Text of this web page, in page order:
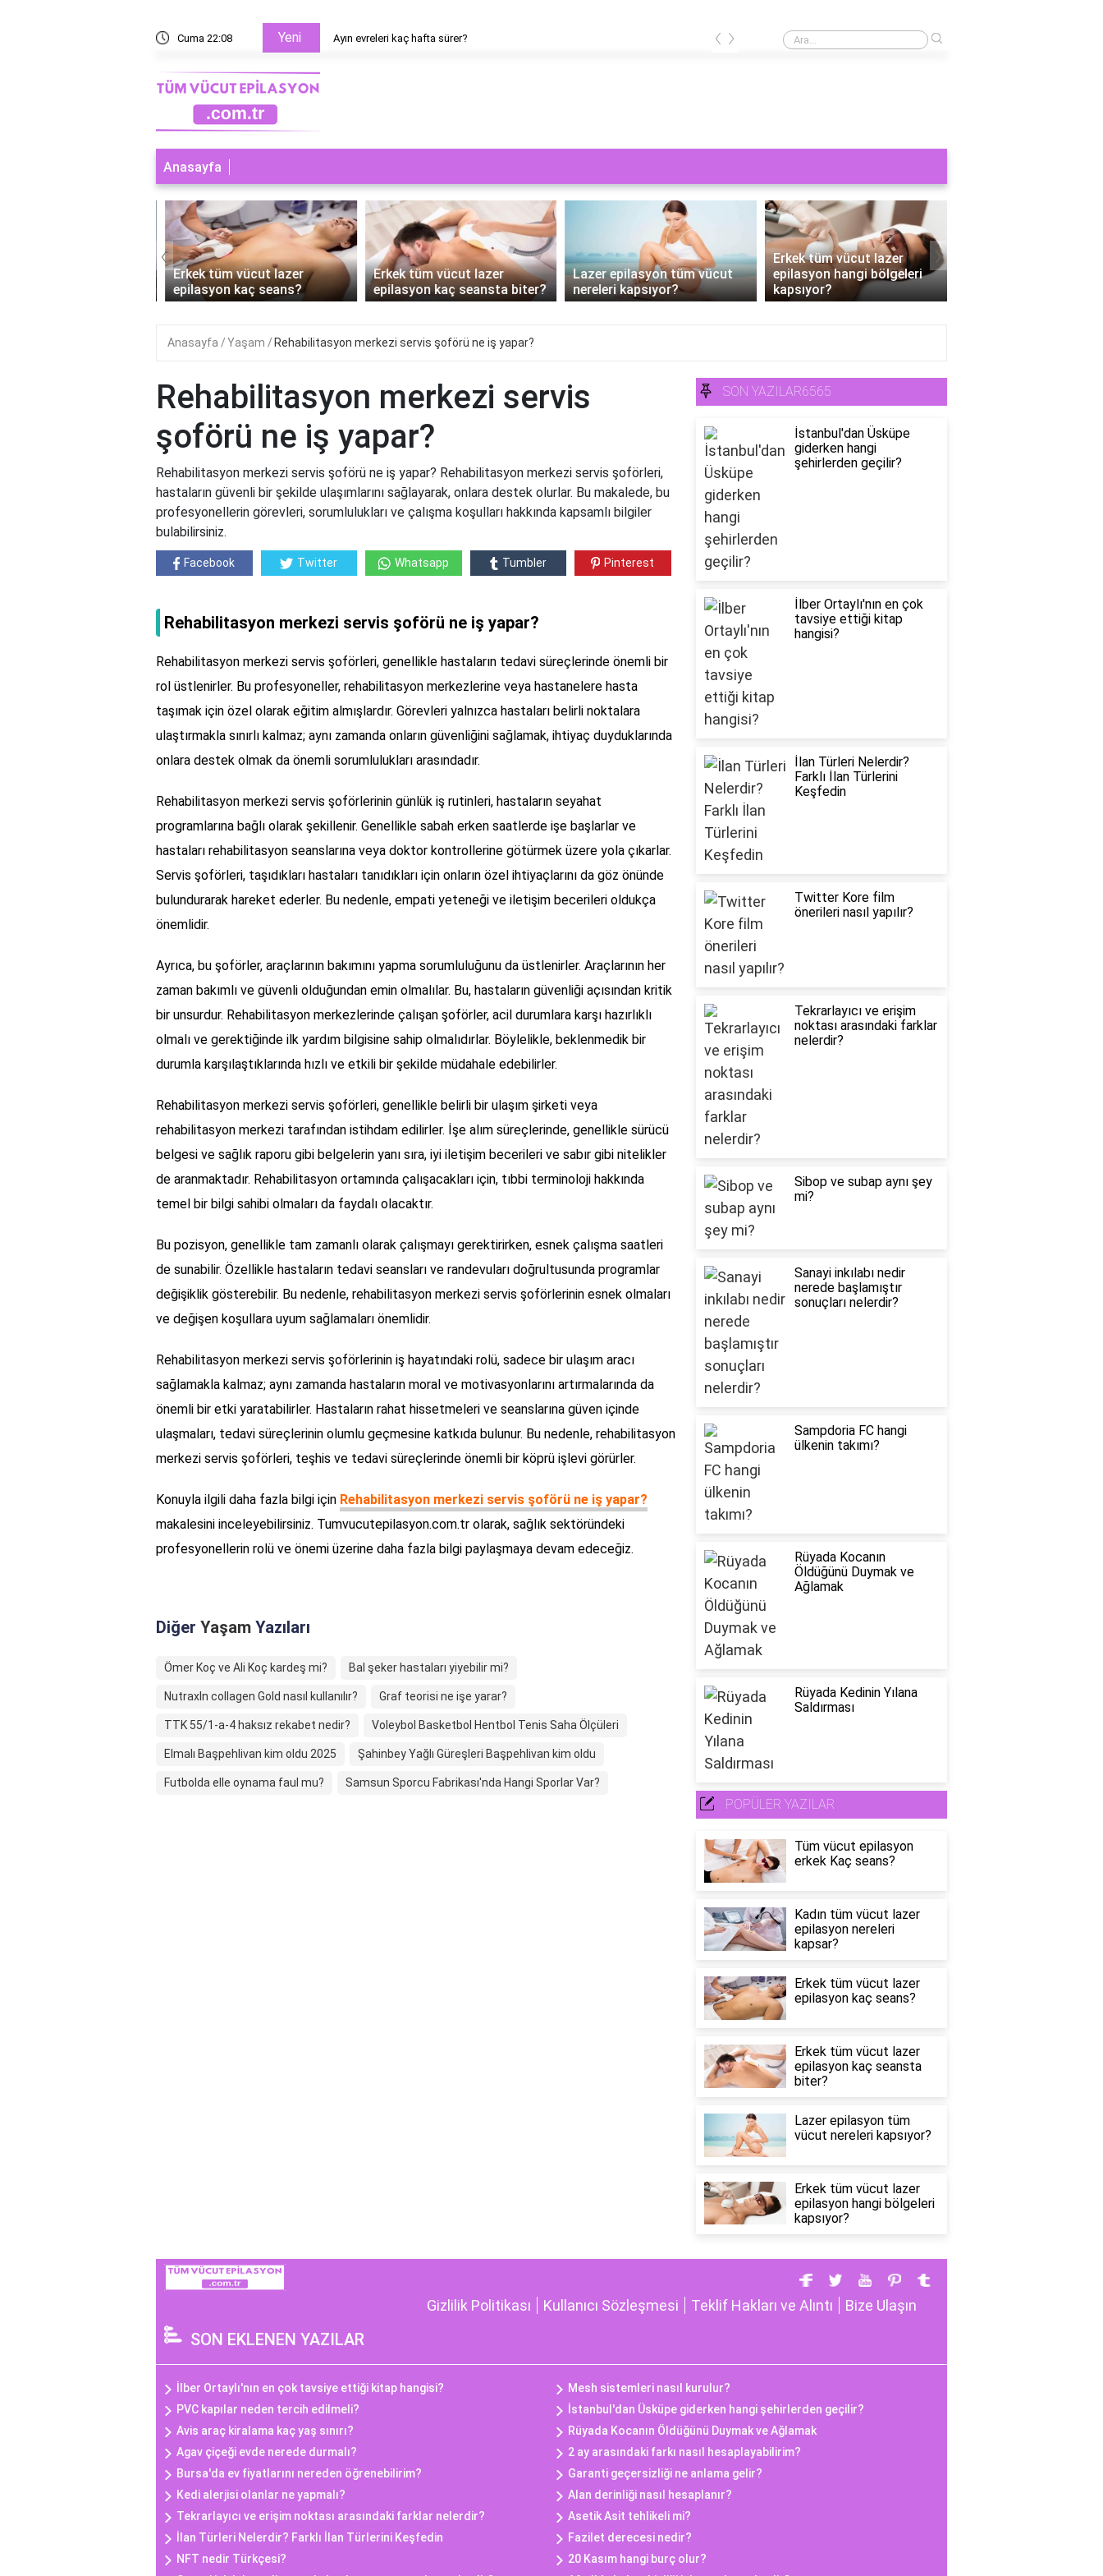
Cuma 22:08 Yeni Ayın evreleri kaç hafta sürer? Cinsel bir şey görmek orucu bozar mı?
‹ ›
Anasayfa
Erkek tüm vücut lazer
epilasyon kaç seans?
Erkek tüm vücut lazer
epilasyon kaç seansta biter?
Lazer epilasyon tüm vücut
nereleri kapsıyor?
Erkek tüm vücut lazer
epilasyon hangi bölgeleri
kapsıyor?
‹ ›
Anasayfa Yaşam Rehabilitasyon merkezi servis şoförü ne iş yapar?
Rehabilitasyon merkezi servis
şoförü ne iş yapar?
Rehabilitasyon merkezi servis şoförü ne iş yapar? Rehabilitasyon merkezi servis şoförleri,
hastaların güvenli bir şekilde ulaşımlarını sağlayarak, onlara destek olurlar. Bu makalede, bu
profesyonellerin görevleri, sorumlulukları ve çalışma koşulları hakkında kapsamlı bilgiler
bulabilirsiniz.
Facebook Twitter Whatsapp Tumbler Pinterest
Rehabilitasyon merkezi servis şoförü ne iş yapar?
Rehabilitasyon merkezi servis şoförleri, genellikle hastaların tedavi süreçlerinde önemli bir
rol üstlenirler. Bu profesyoneller, rehabilitasyon merkezlerine veya hastanelere hasta
taşımak için özel olarak eğitim almışlardır. Görevleri yalnızca hastaları belirli noktalara
ulaştırmakla sınırlı kalmaz; aynı zamanda onların güvenliğini sağlamak, ihtiyaç duyduklarında
onlara destek olmak da önemli sorumlulukları arasındadır.
Rehabilitasyon merkezi servis şoförlerinin günlük iş rutinleri, hastaların seyahat
programlarına bağlı olarak şekillenir. Genellikle sabah erken saatlerde işe başlarlar ve
hastaları rehabilitasyon seanslarına veya doktor kontrollerine götürmek üzere yola çıkarlar.
Servis şoförleri, taşıdıkları hastaları tanıdıkları için onların özel ihtiyaçlarını da göz önünde
bulundurarak hareket ederler. Bu nedenle, empati yeteneği ve iletişim becerileri oldukça
önemlidir.
Ayrıca, bu şoförler, araçlarının bakımını yapma sorumluluğunu da üstlenirler. Araçlarının her
zaman bakımlı ve güvenli olduğundan emin olmalılar. Bu, hastaların güvenliği açısından kritik
bir unsurdur. Rehabilitasyon merkezlerinde çalışan şoförler, acil durumlara karşı hazırlıklı
olmalı ve gerektiğinde ilk yardım bilgisine sahip olmalıdırlar. Böylelikle, beklenmedik bir
durumla karşılaştıklarında hızlı ve etkili bir şekilde müdahale edebilirler.
Rehabilitasyon merkezi servis şoförleri, genellikle belirli bir ulaşım şirketi veya
rehabilitasyon merkezi tarafından istihdam edilirler. İşe alım süreçlerinde, genellikle sürücü
belgesi ve sağlık raporu gibi belgelerin yanı sıra, iyi iletişim becerileri ve sabır gibi nitelikler
de aranmaktadır. Rehabilitasyon ortamında çalışacakları için, tıbbi terminoloji hakkında
temel bir bilgi sahibi olmaları da faydalı olacaktır.
Bu pozisyon, genellikle tam zamanlı olarak çalışmayı gerektirirken, esnek çalışma saatleri
de sunabilir. Özellikle hastaların tedavi seansları ve randevuları doğrultusunda programlar
değişiklik gösterebilir. Bu nedenle, rehabilitasyon merkezi servis şoförlerinin esnek olmaları
ve değişen koşullara uyum sağlamaları önemlidir.
Rehabilitasyon merkezi servis şoförlerinin iş hayatındaki rolü, sadece bir ulaşım aracı
sağlamakla kalmaz; aynı zamanda hastaların moral ve motivasyonlarını artırmalarında da
önemli bir etki yaratabilirler. Hastaların rahat hissetmeleri ve seanslarına güven içinde
ulaşmaları, tedavi süreçlerinin olumlu geçmesine katkıda bulunur. Bu nedenle, rehabilitasyon
merkezi servis şoförleri, teşhis ve tedavi süreçlerinde önemli bir köprü işlevi görürler.
Konuyla ilgili daha fazla bilgi için Rehabilitasyon merkezi servis şoförü ne iş yapar?
makalesini inceleyebilirsiniz. Tumvucutepilasyon.com.tr olarak, sağlık sektöründeki
profesyonellerin rolü ve önemi üzerine daha fazla bilgi paylaşmaya devam edeceğiz.
Diğer Yaşam Yazıları
Ömer Koç ve Ali Koç kardeş mi? Bal şeker hastaları yiyebilir mi?
NutraxIn collagen Gold nasıl kullanılır? Graf teorisi ne işe yarar?
TTK 55/1-a-4 haksız rekabet nedir? Voleybol Basketbol Hentbol Tenis Saha Ölçüleri
Elmalı Başpehlivan kim oldu 2025 Şahinbey Yağlı Güreşleri Başpehlivan kim oldu
Futbolda elle oynama faul mu? Samsun Sporcu Fabrikası'nda Hangi Sporlar Var?
SON YAZILAR6565
İstanbul'dan Üsküpe
giderken hangi
şehirlerden geçilir?
İlber Ortaylı'nın en çok
tavsiye ettiği kitap
hangisi?
İlan Türleri Nelerdir?
Farklı İlan Türlerini
Keşfedin
Twitter Kore film
önerileri nasıl yapılır?
Tekrarlayıcı ve erişim
noktası arasındaki farklar
nelerdir?
Sibop ve subap aynı şey
mi?
Sanayi inkılabı nedir
nerede başlamıştır
sonuçları nelerdir?
Sampdoria FC hangi
ülkenin takımı?
Rüyada Kocanın
Öldüğünü Duymak ve
Ağlamak
Rüyada Kedinin Yılana
Saldırması
POPÜLER YAZILAR
Tüm vücut epilasyon
erkek Kaç seans?
Kadın tüm vücut lazer
epilasyon nereleri
kapsar?
Erkek tüm vücut lazer
epilasyon kaç seans?
Erkek tüm vücut lazer
epilasyon kaç seansta
biter?
Lazer epilasyon tüm
vücut nereleri kapsıyor?
Erkek tüm vücut lazer
epilasyon hangi bölgeleri
kapsıyor?
Gizlilik Politikası Kullanıcı Sözleşmesi Teklif Hakları ve Alıntı Bize Ulaşın
SON EKLENEN YAZILAR
İlber Ortaylı'nın en çok tavsiye ettiği kitap hangisi?
Mesh sistemleri nasıl kurulur?
PVC kapılar neden tercih edilmeli?
İstanbul'dan Üsküpe giderken hangi şehirlerden geçilir?
Avis araç kiralama kaç yaş sınırı?
Rüyada Kocanın Öldüğünü Duymak ve Ağlamak
Agav çiçeği evde nerede durmalı?
2 ay arasındaki farkı nasıl hesaplayabilirim?
Bursa'da ev fiyatlarını nereden öğrenebilirim?
Garanti geçersizliği ne anlama gelir?
Kedi alerjisi olanlar ne yapmalı?
Alan derinliği nasıl hesaplanır?
Tekrarlayıcı ve erişim noktası arasındaki farklar nelerdir?
Asetik Asit tehlikeli mi?
İlan Türleri Nelerdir? Farklı İlan Türlerini Keşfedin
Fazilet derecesi nedir?
NFT nedir Türkçesi?
20 Kasım hangi burç olur?